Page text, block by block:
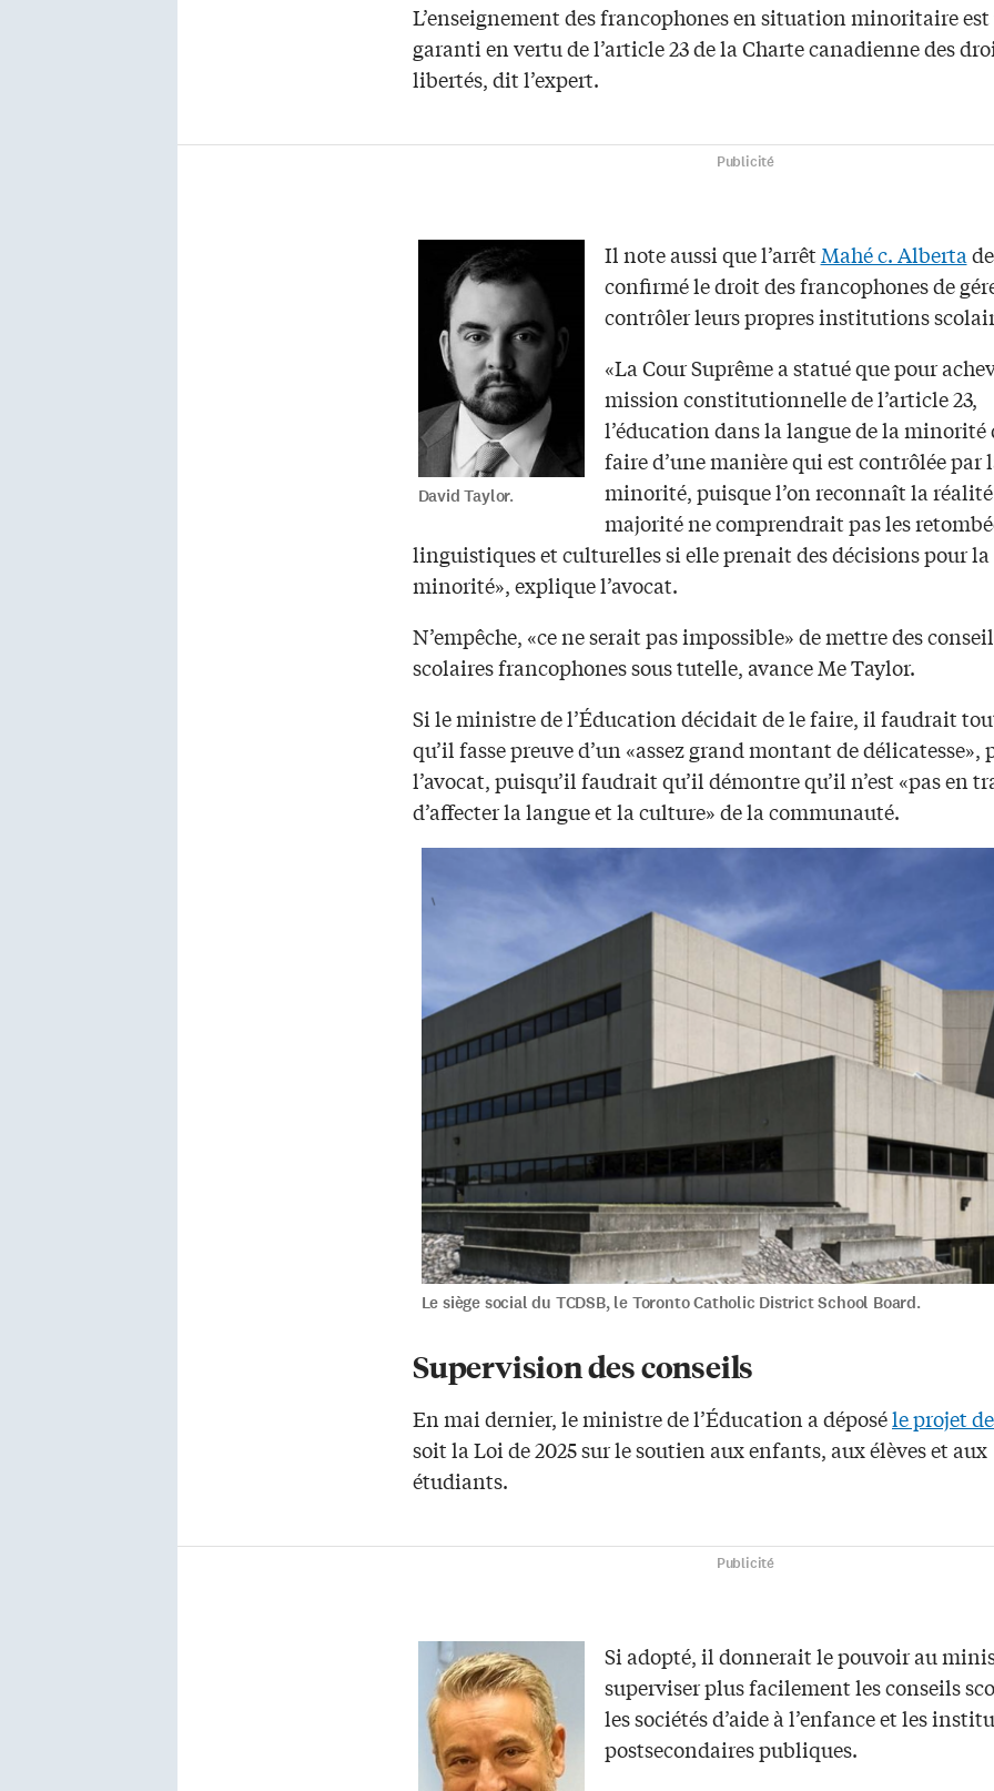
L’enseignement des francophones en situation minoritaire
garanti en vertu de l’article 23 de la Charte canadienne des
libertés, dit l’expert.
Publicité
David Taylor.
Il note aussi que l’arrêtMahé c. Alberta
confirmé le droit des francophones de
contrôler leurs propres institutions
«La Cour Suprême a statué que pour
mission constitutionnelle de l’article 23,
l’éducation dans la langue de la minorité
faire d’une manière qui est contrôlée par
minorité, puisque l’on reconnaît la
majorité ne comprendrait pas les
linguistiques et culturelles si elle prenait des décisions pour la
minorité», explique l’avocat.
N’empêche, «ce ne serait pas impossible» de mettre des
scolaires francophones sous tutelle, avance Me Taylor.
Si le ministre de l’Éducation décidait de le faire, il faudrait
qu’il fasse preuve d’un «assez grand montant de délicatesse»,
l’avocat, puisqu’il faudrait qu’il démontre qu’il n’est «pas en
d’affecter la langue et la culture» de la communauté.
Le siège social du TCDSB, le Toronto Catholic District School Board.
Supervision des conseils
En mai dernier, le ministre de l’Éducation a déposéle projet
soit la Loi de 2025 sur le soutien aux enfants, aux élèves et aux
étudiants.
Publicité
Si adopté, il donnerait le pouvoir au
superviser plus facilement les conseils
les sociétés d’aide à l’enfance et les
postsecondaires publiques.